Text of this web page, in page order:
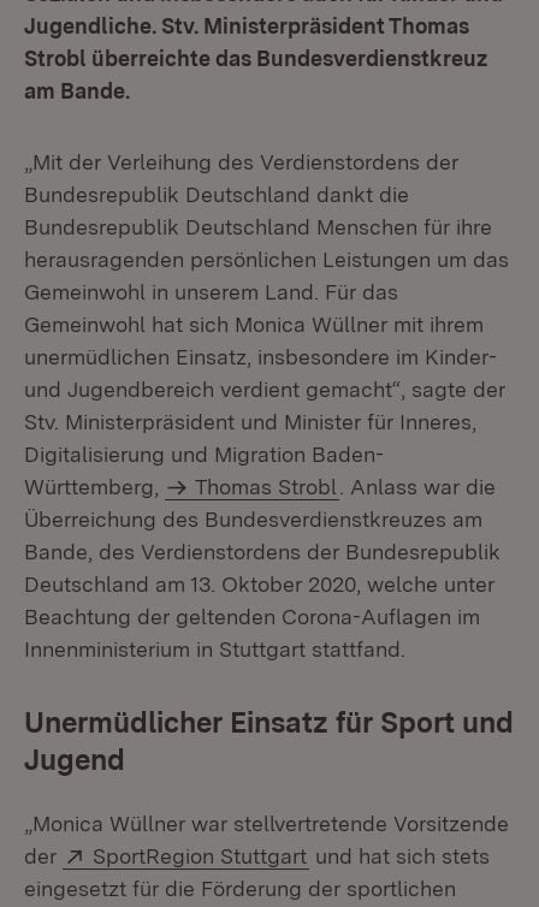
Jugendliche. Stv. Ministerpräsident Thomas
Strobl überreichte das Bundesverdienstkreuz
am Bande.
„Mit der Verleihung des Verdienstordens der
Bundesrepublik Deutschland dankt die
Bundesrepublik Deutschland Menschen für ihre
herausragenden persönlichen Leistungen um das
Gemeinwohl in unserem Land. Für das
Gemeinwohl hat sich Monica Wüllner mit ihrem
unermüdlichen Einsatz, insbesondere im Kinder-
und Jugendbereich verdient gemacht“, sagte der
Stv. Ministerpräsident und Minister für Inneres,
Digitalisierung und Migration Baden-
Württemberg,
Thomas Strobl
. Anlass war die
Überreichung des Bundesverdienstkreuzes am
Bande, des Verdienstordens der Bundesrepublik
Deutschland am 13. Oktober 2020, welche unter
Beachtung der geltenden Corona-Auflagen im
Innenministerium in Stuttgart stattfand.
Unermüdlicher Einsatz für Sport und
Jugend
„Monica Wüllner war stellvertretende Vorsitzende
der
Extern:
SportRegion Stuttgart (Öffnet in neuem
und hat sich stets
eingesetzt für die Förderung der sportlichen